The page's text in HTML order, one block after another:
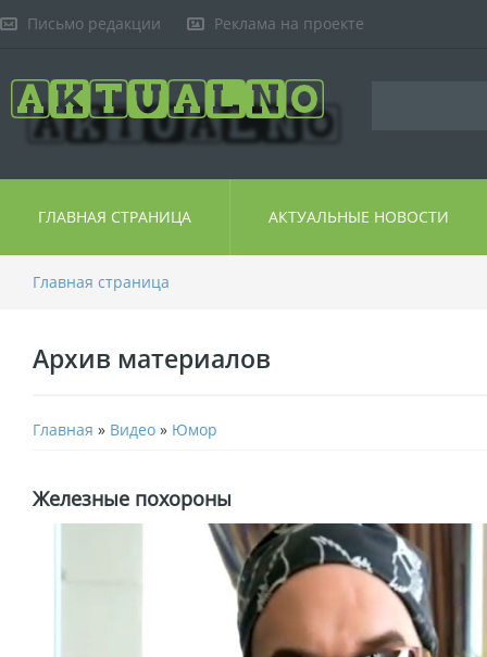
Письмо редакции Реклама на проекте
ГЛАВНАЯ СТРАНИЦА АКТУАЛЬНЫЕ НОВОСТИ
Главная страница
Архив материалов
Главная » Видео » Юмор
Железные похороны